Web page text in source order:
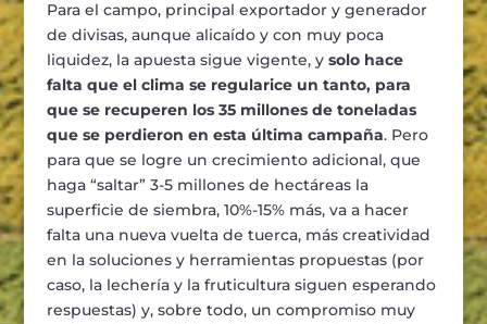
Para el campo, principal exportador y generador
de divisas, aunque alicaído y con muy poca
liquidez, la apuesta sigue vigente, y solo hace
falta que el clima se regularice un tanto, para
que se recuperen los 35 millones de toneladas
que se perdieron en esta última campaña. Pero
para que se logre un crecimiento adicional, que
haga “saltar” 3-5 millones de hectáreas la
superficie de siembra, 10%-15% más, va a hacer
falta una nueva vuelta de tuerca, más creatividad
en la soluciones y herramientas propuestas (por
caso, la lechería y la fruticultura siguen esperando
respuestas) y, sobre todo, un compromiso muy